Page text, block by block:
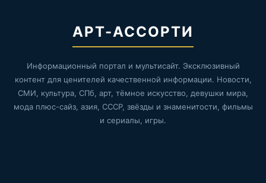
АРТ-АССОРТИ
Информационный портал и мультисайт. Эксклюзивный
контент для ценителей качественной информации. Новости,
СМИ, культура, СПб, арт, тёмное искусство, девушки мира,
мода плюс-сайз, азия, СССР, звёзды и знаменитости, фильмы
и сериалы, игры.